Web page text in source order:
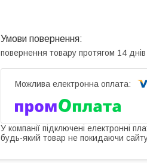
повернення товару протягом 14 днів
У компанії підключені електронні
будь-який товар не покидаючи